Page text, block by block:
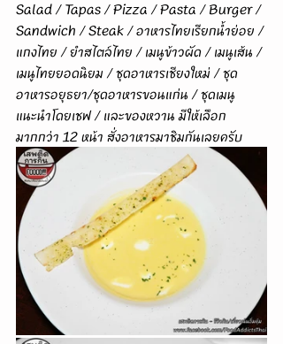
Salad / Tapas / Pizza / Pasta / Burger /
Sandwich / Steak / อาหารไทยเรียกน้ำย่อย /
แกงไทย / ยำสไตล์ไทย / เมนูข้าวผัด / เมนูเส้น /
เมนูไทยยอดนิยม / ชุดอาหารเชียงใหม่ / ชุด
อาหารอยุธยา/ชุดอาหารขอนแก่น / ชุดเมนู
แนะนำโดยเชฟ / และของหวาน มีให้เลือก
มากกว่า 12 หน้า สั่งอาหารมาชิมกันเลยครับ